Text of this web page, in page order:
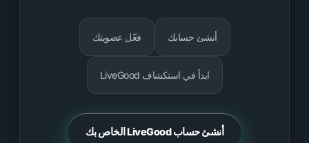
أنشئ حسابك فعّل عضويتك
ابدأ في استكشاف LiveGood
أنشئ حساب LiveGood الخاص بك